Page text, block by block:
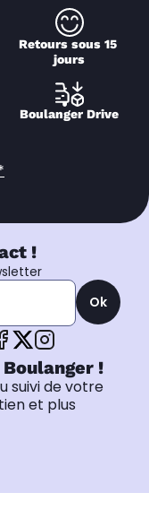
Retours sous 15
jours
Boulanger Drive
!
Ok
!
suivi de votre
et plus